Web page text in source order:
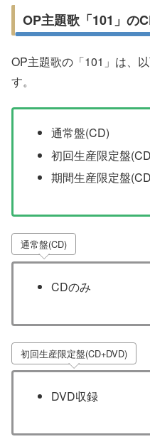
OP主題歌「101」の
OP主題歌の「101」は、
す。
通常盤(CD)
初回生産限定盤
期間生産限定盤
通常盤(CD)
CDのみ
初回生産限定盤(CD+DVD)
DVD収録